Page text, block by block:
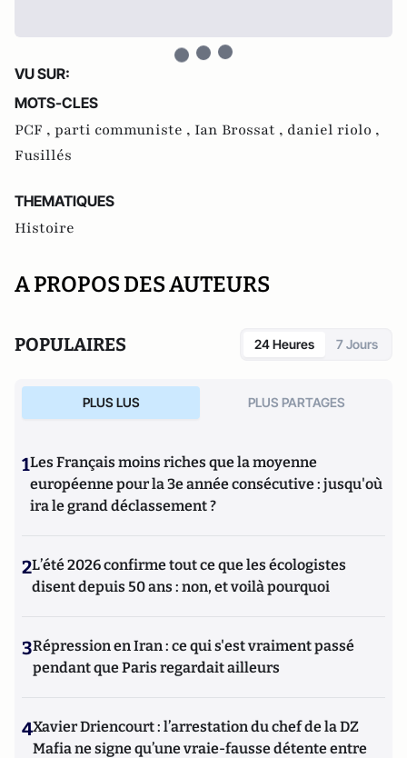
VU SUR:
MOTS-CLES
PCF , parti communiste , Ian Brossat , daniel riolo ,
Fusillés
THEMATIQUES
Histoire
A PROPOS DES AUTEURS
POPULAIRES 24 Heures 7 Jours
PLUS LUS PLUS PARTAGES
1Les Français moins riches que la moyenne
européenne pour la 3e année consécutive : jusqu'où
ira le grand déclassement ?
2L’été 2026 confirme tout ce que les écologistes
disent depuis 50 ans : non, et voilà pourquoi
3Répression en Iran : ce qui s'est vraiment passé
pendant que Paris regardait ailleurs
4Xavier Driencourt : l’arrestation du chef de la DZ
Mafia ne signe qu’une vraie-fausse détente entre